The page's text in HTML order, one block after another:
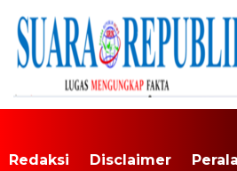
Redaksi Disclaimer